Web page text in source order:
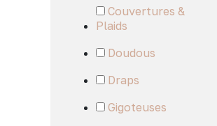
Couvertures &
Plaids
Doudous
Draps
Gigoteuses